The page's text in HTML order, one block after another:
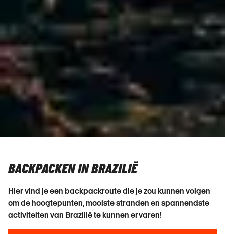
BACKPACKEN IN BRAZILIË
Hier vind je een backpackroute die je zou kunnen volgen
om de hoogtepunten, mooiste stranden en spannendste
activiteiten van Brazilië te kunnen ervaren!